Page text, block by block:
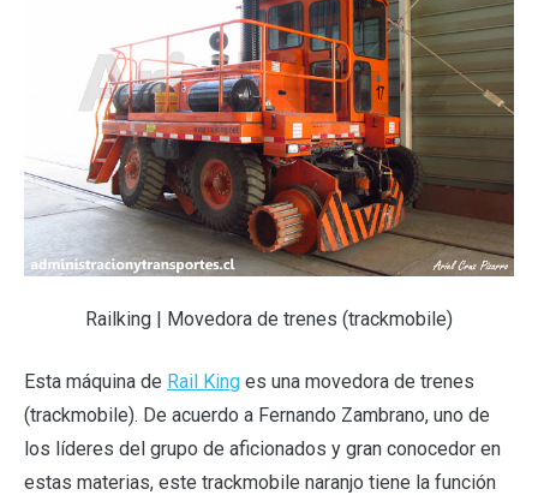
Railking | Movedora de trenes (trackmobile)
Esta máquina de Rail King es una movedora de trenes
(trackmobile). De acuerdo a Fernando Zambrano, uno de
los líderes del grupo de aficionados y gran conocedor en
estas materias, este trackmobile naranjo tiene la función